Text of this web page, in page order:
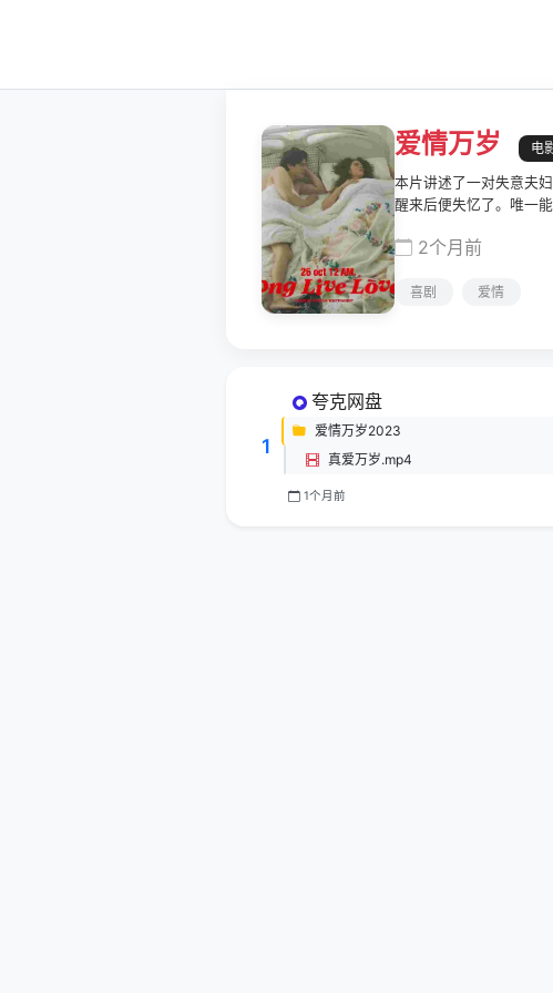
爱情万岁 电
本片讲述了一对失意夫
醒来后便失忆了。唯一
2个月前
喜剧 爱情
1
夸克网盘
爱情万岁2023
真爱万岁.mp4
1个月前